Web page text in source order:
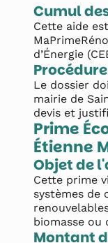
Cumul
Cette aide
d’Énergie
Le dossier
mairie de
devis et
Prime
Étienne
Objet de
Cette prime
systèmes de
biomasse ou
Montant